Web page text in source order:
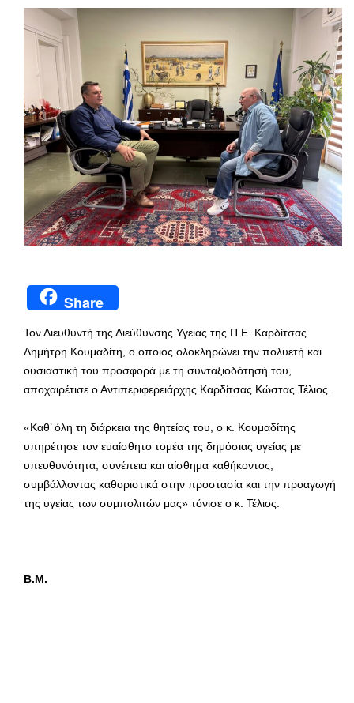
Share
Τον Διευθυντή της Διεύθυνσης Υγείας της Π.Ε. Καρδίτσας
Δημήτρη Κουμαδίτη, ο οποίος ολοκληρώνει την πολυετή και
ουσιαστική του προσφορά με τη συνταξιοδότησή του,
αποχαιρέτισε ο Αντιπεριφερειάρχης Καρδίτσας Κώστας Τέλιος.
«Καθ’ όλη τη διάρκεια της θητείας του, ο κ. Κουμαδίτης
υπηρέτησε τον ευαίσθητο τομέα της δημόσιας υγείας με
υπευθυνότητα, συνέπεια και αίσθημα καθήκοντος,
συμβάλλοντας καθοριστικά στην προστασία και την προαγωγή
της υγείας των συμπολιτών μας» τόνισε ο κ. Τέλιος.
Β.Μ.